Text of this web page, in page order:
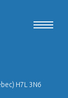
H7L 3N6